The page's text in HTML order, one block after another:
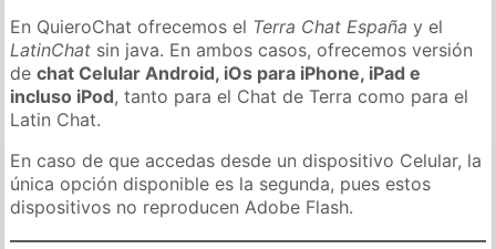
En QuieroChat ofrecemos el Terra Chat España y el
LatinChat sin java. En ambos casos, ofrecemos versión
dechat Celular Android, iOs para iPhone, iPad e
incluso iPod, tanto para el Chat de Terra como para el
Latin Chat.
En caso de que accedas desde un dispositivo Celular, la
única opción disponible es la segunda, pues estos
dispositivos no reproducen Adobe Flash.